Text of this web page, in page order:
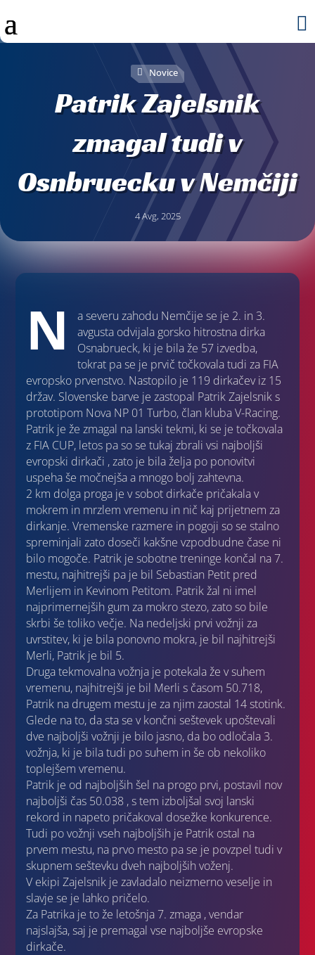

Novice
Patrik Zajelsnik
zmagal tudi v
Osnbruecku v Nemčiji
4 Avg, 2025
N
a severu zahodu Nemčije se je 2. in 3.
avgusta odvijala gorsko hitrostna dirka
Osnabrueck, ki je bila že 57 izvedba,
tokrat pa se je prvič točkovala tudi za FIA
evropsko prvenstvo. Nastopilo je 119 dirkačev iz 15
držav. Slovenske barve je zastopal Patrik Zajelsnik s
prototipom Nova NP 01 Turbo, član kluba V-Racing.
Patrik je že zmagal na lanski tekmi, ki se je točkovala
z FIA CUP, letos pa so se tukaj zbrali vsi najboljši
evropski dirkači , zato je bila želja po ponovitvi
uspeha še močnejša a mnogo bolj zahtevna.
2 km dolga proga je v sobot dirkače pričakala v
mokrem in mrzlem vremenu in nič kaj prijetnem za
dirkanje. Vremenske razmere in pogoji so se stalno
spreminjali zato doseči kakšne vzpodbudne čase ni
bilo mogoče. Patrik je sobotne treninge končal na 7.
mestu, najhitrejši pa je bil Sebastian Petit pred
Merlijem in Kevinom Petitom. Patrik žal ni imel
najprimernejših gum za mokro stezo, zato so bile
skrbi še toliko večje. Na nedeljski prvi vožnji za
uvrstitev, ki je bila ponovno mokra, je bil najhitrejši
Merli, Patrik je bil 5.
Druga tekmovalna vožnja je potekala že v suhem
vremenu, najhitrejši je bil Merli s časom 50.718,
Patrik na drugem mestu je za njim zaostal 14 stotink.
Glede na to, da sta se v končni seštevek upoštevali
dve najboljši vožnji je bilo jasno, da bo odločala 3.
vožnja, ki je bila tudi po suhem in še ob nekoliko
toplejšem vremenu.
Patrik je od najboljših šel na progo prvi, postavil nov
najboljši čas 50.038 , s tem izboljšal svoj lanski
rekord in napeto pričakoval dosežke konkurence.
Tudi po vožnji vseh najboljših je Patrik ostal na
prvem mestu, na prvo mesto pa se je povzpel tudi v
skupnem seštevku dveh najboljših voženj.
V ekipi Zajelsnik je zavladalo neizmerno veselje in
slavje se je lahko pričelo.
Za Patrika je to že letošnja 7. zmaga , vendar
najslajša, saj je premagal vse najboljše evropske
dirkače.